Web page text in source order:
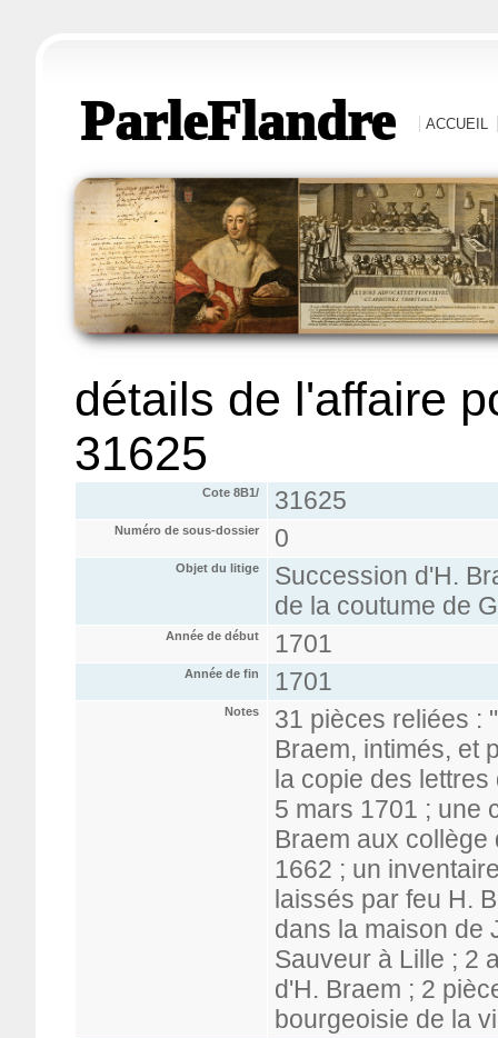
ParleFlandre ACCUEIL
détails de l'affaire
31625
Cote 8B1/ 31625
Numéro de sous-dossier 0
Objet du litige
Succession d'H.
de la coutume de
Année de début 1701
Année de fin 1701
Notes
31 pièces reliées :
Braem, intimés, et
la copie des
5 mars 1701 ; une
Braem aux
1662 ; un
laissés par feu H.
dans la maison de
Sauveur à Lille ; 2
d'H. Braem ; 2
bourgeoisie de la